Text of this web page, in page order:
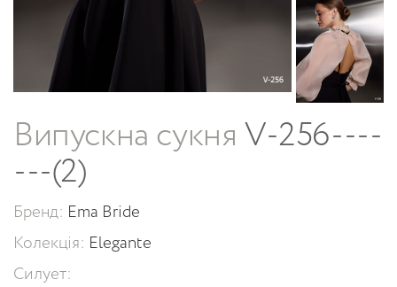
Випускна сукня V-256----
---(2)
Бренд: Ema Bride
Колекція: Elegante
Силует: